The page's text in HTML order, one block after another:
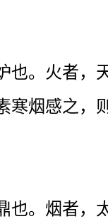
也。火者，
寒烟感之，
也。烟者，